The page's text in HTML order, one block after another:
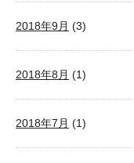
2018年9月 (3)
2018年8月 (1)
2018年7月 (1)